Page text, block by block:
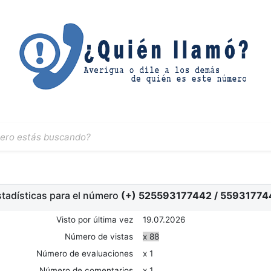
para el número (+) 525593177442 /
Visto por última vez
19.07.2026
Número de vistas
x 88
Número de evaluaciones
x 1